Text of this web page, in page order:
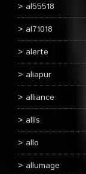
al55518
al71018
alerte
aliapur
alliance
allis
allo
allumage